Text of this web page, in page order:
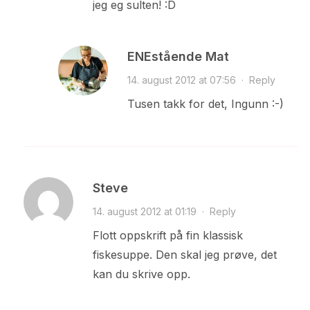
jeg eg sulten! :D
ENEstående Mat
14. august 2012 at 07:56 · Reply
Tusen takk for det, Ingunn :-)
Steve
14. august 2012 at 01:19 · Reply
Flott oppskrift på fin klassisk
fiskesuppe. Den skal jeg prøve, det
kan du skrive opp.